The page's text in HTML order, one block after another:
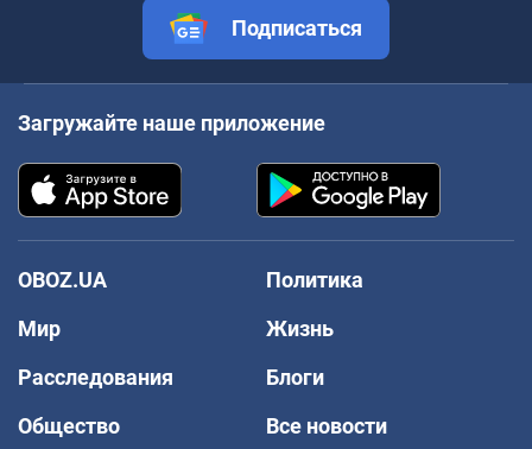
Подписаться
Загружайте наше приложение
OBOZ.UA
Политика
Мир
Жизнь
Расследования
Блоги
Общество
Все новости